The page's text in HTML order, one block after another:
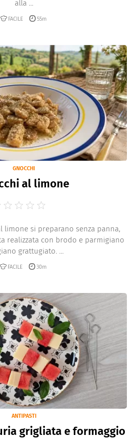
alla ...
FACILE 55m
GNOCCHI
al limone
limone si preparano senza panna,
realizzata con brodo e parmigiano
grattugiato. ...
FACILE 30m
ANTIPASTI
grigliata e formaggio